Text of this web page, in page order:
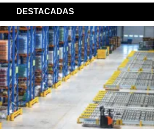
DESTACADAS